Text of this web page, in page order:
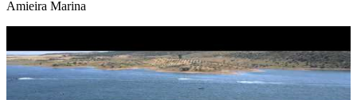
Amieira Marina